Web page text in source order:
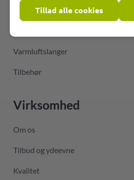
Temperaturbestandige slanger
Varmluftslanger
Tilbehør
Virksomhed
Om os
Tilbud og ydeevne
Kvalitet
Tillad alle cookies